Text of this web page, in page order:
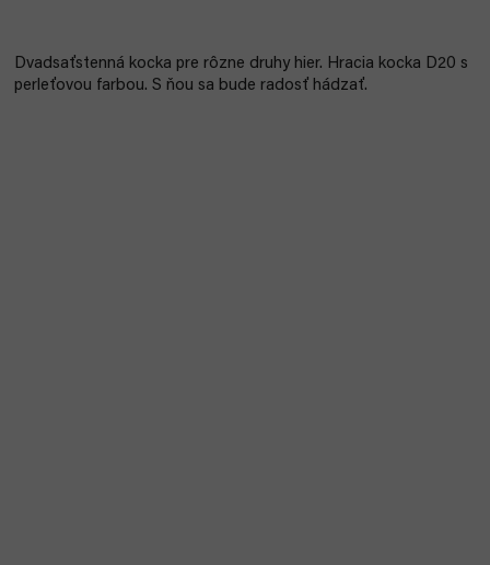
Dvadsaťstenná kocka pre rôzne druhy hier. Hracia kocka D20 s
perleťovou farbou. S ňou sa bude radosť hádzať.